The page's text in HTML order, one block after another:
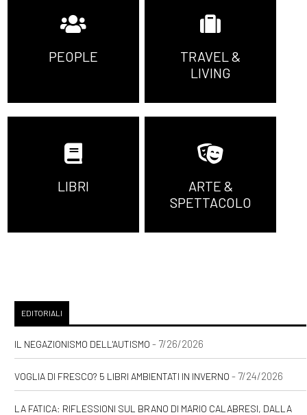
PEOPLE
TRAVEL &
LIVING
LIBRI
ARTE &
SPETTACOLO
EDITORIALI
IL NEGAZIONISMO DELL'AUTISMO - 7/26/2026
VOGLIA DI FRESCO? 5 LIBRI AMBIENTATI IN INVERNO - 7/24/2026
LA FATICA: RIFLESSIONI SUL BRANO DI MARIO CALABRESI, DALLA